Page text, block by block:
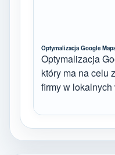
Optymalizacja Google
Optymalizacja
który ma na celu
firmy w